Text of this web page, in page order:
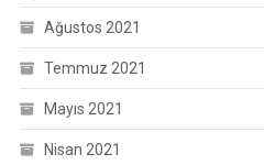
Ağustos 2021
Temmuz 2021
Mayıs 2021
Nisan 2021